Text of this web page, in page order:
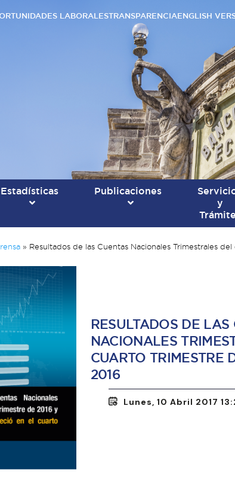
LABORALESTRANSPARENCIAENGLISH
Estadísticas Publicaciones
y
» Resultados de las Cuentas Nacionales Trimestrales
RESULTADOS DE LAS
NACIONALES
CUARTO TRIMESTRE
2016
Lunes, 10 Abril 2017